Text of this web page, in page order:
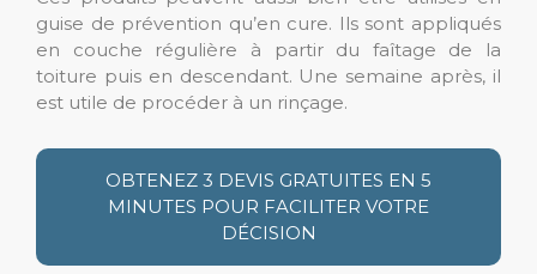
guise de prévention qu’en cure. Ils sont appliqués
en couche régulière à partir du faîtage de la
toiture puis en descendant. Une semaine après, il
est utile de procéder à un rinçage.
OBTENEZ 3 DEVIS GRATUITES EN 5
MINUTES POUR FACILITER VOTRE
DÉCISION